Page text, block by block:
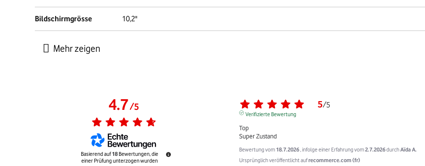
Bildschirmgrösse 10,2"
4.7/5
Basierend auf18 Bewertungen, die
einer Prüfung unterzogen wurden
5/5
Verifizierte Bewertung
Top
Super Zustand
Bewertung vom 18.7.2026 , infolge einer Erfahrung vom2.7.2026durchAïda A.
Ursprünglich veröffentlicht aufrecommerce.com (fr)